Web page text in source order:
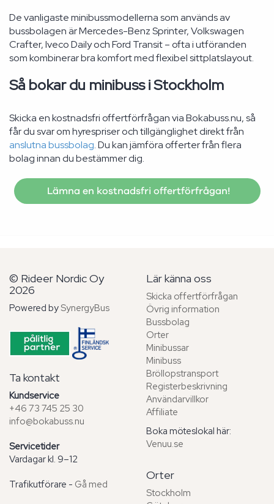
De vanligaste minibussmodellerna som används av
bussbolagen är Mercedes-Benz Sprinter, Volkswagen
Crafter, Iveco Daily och Ford Transit – ofta i utföranden
som kombinerar bra komfort med flexibel sittplatslayout.
Så bokar du minibuss i Stockholm
Skicka en kostnadsfri offertförfrågan via Bokabuss.nu, så
får du svar om hyrespriser och tillgänglighet direkt från
anslutna bussbolag. Du kan jämföra offerter från flera
bolag innan du bestämmer dig.
Lämna en kostnadsfri offertförfrågan!
© Rideer Nordic Oy
2026
Powered by SynergyBus
Ta kontakt
Kundservice
+46 73 745 25 30
info@bokabuss.nu
Servicetider
Vardagar kl. 9–12
Trafikutförare - Gå med
Lär känna oss
Skicka offertförfrågan
Övrig information
Bussbolag
Orter
Minibussar
Minibuss
Bröllopstransport
Registerbeskrivning
Användarvillkor
Affiliate
Boka möteslokal här:
Venuu.se
Orter
Stockholm